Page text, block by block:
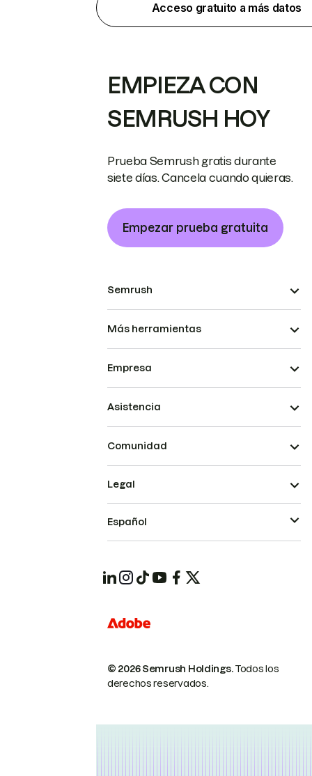
Acceso gratuito a más datos
EMPIEZA CON
SEMRUSH HOY
Prueba Semrush gratis durante
siete días. Cancela cuando quieras.
Empezar prueba gratuita
Semrush
Más herramientas
Empresa
Asistencia
Comunidad
© 2026 Semrush Holdings.Todos los
derechos reservados.
Legal
Español